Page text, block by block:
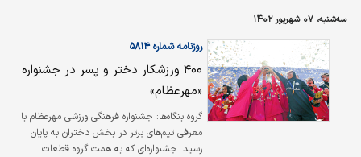
سه‌شنبه، ۰۷ شهریور ۱۴۰۲
روزنامه شماره ۵۸۱۴
۴۰۰ ورزشکار دختر و پسر در جشنواره
«مهرعظام»
گروه بنگاه‌‌‌ها: جشنواره فرهنگی ورزشی مهرعظام با
معرفی تیم‌‌‌های برتر در بخش دختران به پایان
رسید. جشنواره‌‌‌ای که به همت گروه قطعات